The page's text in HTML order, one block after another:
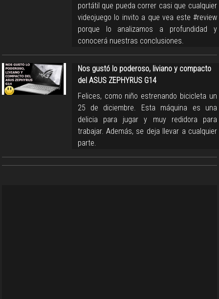
portátil que pueda correr casi que cualquier
videojuego lo invito a que vea este #review
porque lo analizamos a profundidad y
conocerá nuestras conclusiones.
Nos gustó lo poderoso, liviano y compacto
del ASUS ZEPHYRUS G14
Felices, como niño estrenando bicicleta un
25 de diciembre. Esta máquina es una
delicia para jugar y muy redidora para
trabajar. Además, se deja llevar a cualquier
parte.